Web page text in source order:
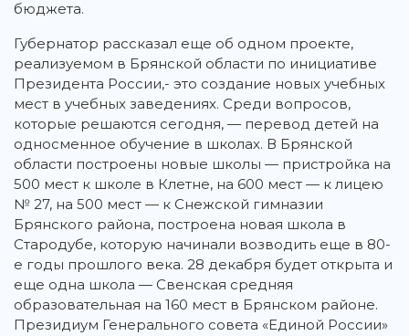
бюджета.
Губернатор рассказал еще об одном проекте,
реализуемом в Брянской области по инициативе
Президента России,- это создание новых учебных
мест в учебных заведениях. Среди вопросов,
которые решаются сегодня, — перевод детей на
односменное обучение в школах. В Брянской
области построены новые школы — пристройка на
500 мест к школе в Клетне, на 600 мест — к лицею
№ 27, на 500 мест — к Снежской гимназии
Брянского района, построена новая школа в
Стародубе, которую начинали возводить еще в 80-
е годы прошлого века. 28 декабря будет открыта и
еще одна школа — Свенская средняя
образовательная на 160 мест в Брянском районе.
Президиум Генерального совета «Единой России»